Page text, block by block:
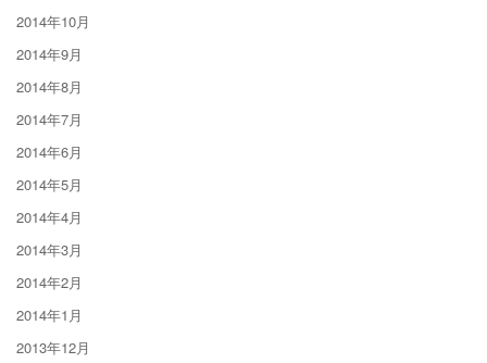
2014年10月
2014年9月
2014年8月
2014年7月
2014年6月
2014年5月
2014年4月
2014年3月
2014年2月
2014年1月
2013年12月